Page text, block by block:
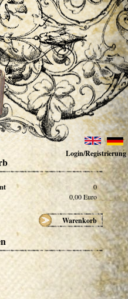
Login/Registrierung
0
0,00Euro
Warenkorb